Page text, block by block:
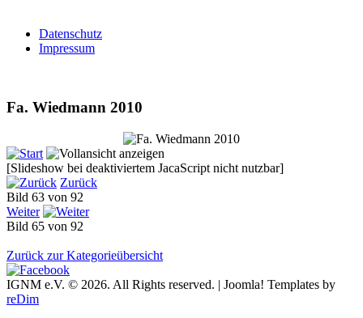
Datenschutz
Impressum
Fa. Wiedmann 2010
[Slideshow bei deaktiviertem JacaScript nicht nutzbar]
Zurück
Bild 63 von 92
Weiter
Bild 65 von 92
Zurück zur Kategorieübersicht
IGNM e.V. © 2026. All Rights reserved. | Joomla! Templates by
reDim